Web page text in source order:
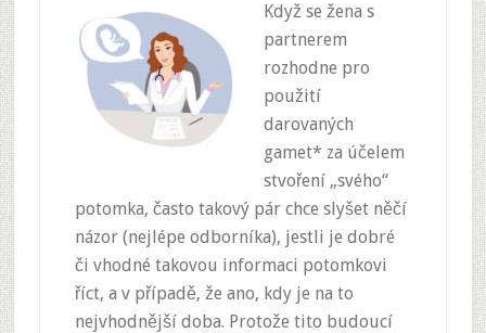
Když se žena s
partnerem
rozhodne pro
použití
darovaných
gamet* za účelem
stvoření „svého“
potomka, často takový pár chce slyšet něčí
názor (nejlépe odborníka), jestli je dobré
či vhodné takovou informaci potomkovi
říct, a v případě, že ano, kdy je na to
nejvhodnější doba. Protože tito budoucí